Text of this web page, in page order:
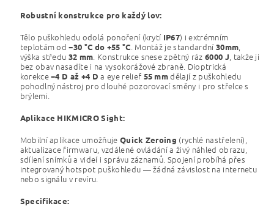
Robustní konstrukce pro každý lov:
Tělo puškohledu odolá ponoření (krytí IP67) i extrémním
teplotám od −30 °C do +55 °C. Montáž je standardní 30mm,
výška středu 32 mm. Konstrukce snese zpětný ráz 6000 J, takže ji
bez obav nasadíte i na vysokorážové zbraně. Dioptrická
korekce−4 D až +4 D a eye relief 55 mm dělají z puškohledu
pohodlný nástroj pro dlouhé pozorovací směny i pro střelce s
brýlemi.
Aplikace HIKMICRO Sight:
Mobilní aplikace umožňuje Quick Zeroing (rychlé nastřelení),
aktualizace firmwaru, vzdálené ovládání a živý náhled obrazu,
sdílení snímků a videí i správu záznamů. Spojení probíhá přes
integrovaný hotspot puškohledu — žádná závislost na internetu
nebo signálu v revíru.
Specifikace: